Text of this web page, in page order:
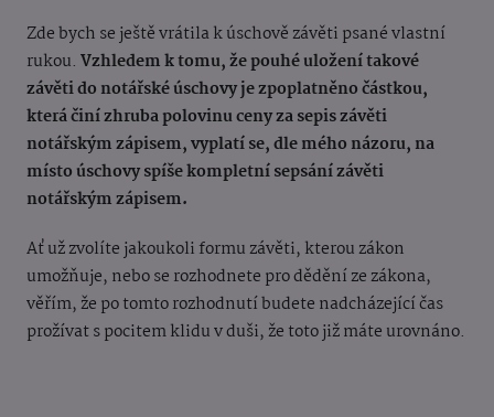
Zde bych se ještě vrátila k úschově závěti psané vlastní
rukou. Vzhledem k tomu, že pouhéuložení takové
závěti do notářské úschovy je zpoplatněno částkou,
která činí zhruba polovinu ceny za sepis závěti
notářským zápisem, vyplatí se, dle mého názoru, na
místo úschovy spíše kompletní sepsání závěti
notářským zápisem.
Ať už zvolíte jakoukoli formu závěti, kterou zákon
umožňuje, nebo se rozhodnete pro dědění ze zákona,
věřím, že po tomto rozhodnutí budete nadcházející čas
prožívat s pocitem klidu v duši, že toto již máte urovnáno.